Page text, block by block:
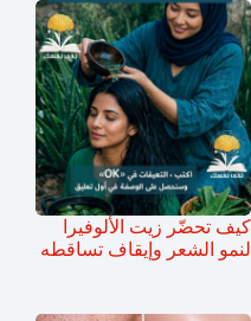
كيف تحضّر زيت الألوفيرا
لنمو الشعر وإيقاف تساقطه